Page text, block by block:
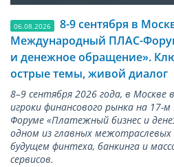
06.08.2026
8-9 сентября в
Международный ПЛАС-
и денежное обращение».
острые темы, живой диалог
8–9 сентября 2026 года, в
игроки финансового рынка на
Форуме «Платежный бизнес и
одном из главных
будущем финтеха, банкинга и
сервисов.